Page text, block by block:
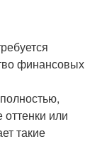
финансовых
или
такие